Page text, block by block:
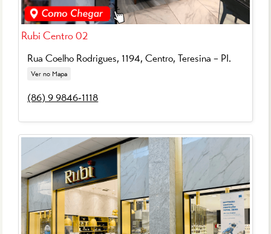
Rubi Centro 02
Rua Coelho Rodrigues, 1194, Centro,Teresina – PI.
Ver no Mapa
(86) 9 9846-1118